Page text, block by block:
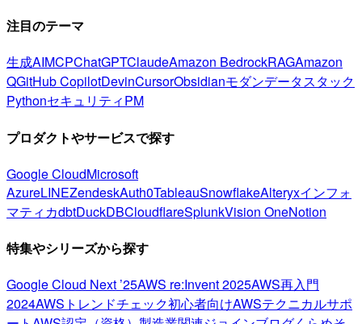
注目のテーマ
生成AIMCPChatGPTClaudeAmazon BedrockRAGAmazon
QGitHub CopilotDevinCursorObsidianモダンデータスタック
PythonセキュリティPM
プロダクトやサービスで探す
Google CloudMicrosoft
AzureLINEZendeskAuth0TableauSnowflakeAlteryxインフォ
マティカdbtDuckDBCloudflareSplunkVision OneNotion
特集やシリーズから探す
Google Cloud Next ’25AWS re:Invent 2025AWS再入門
2024AWSトレンドチェック初心者向けAWSテクニカルサポ